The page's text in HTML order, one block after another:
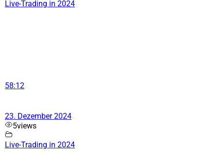
Live-Trading in 2024
58:12
23. Dezember 2024
5views
Live-Trading in 2024